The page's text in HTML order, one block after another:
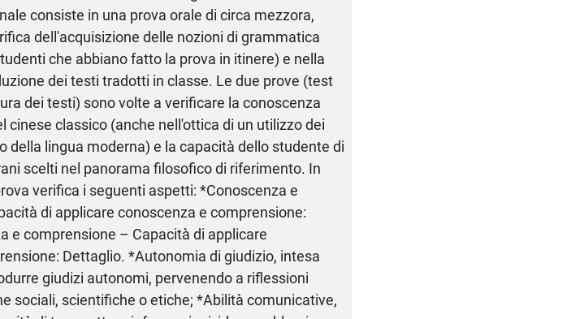
consiste in una prova orale di circa mezzora,
dell'acquisizione delle nozioni di grammatica
che abbiano fatto la prova in itinere) e nella
dei testi tradotti in classe. Le due prove (test
dei testi) sono volte a verificare la conoscenza
cinese classico (anche nell'ottica di un utilizzo dei
della lingua moderna) e la capacità dello studente di
scelti nel panorama filosofico di riferimento. In
verifica i seguenti aspetti: *Conoscenza e
di applicare conoscenza e comprensione:
e comprensione – Capacità di applicare
Dettaglio. *Autonomia di giudizio, intesa
giudizi autonomi, pervenendo a riflessioni
sociali, scientifiche o etiche; *Abilità comunicative,